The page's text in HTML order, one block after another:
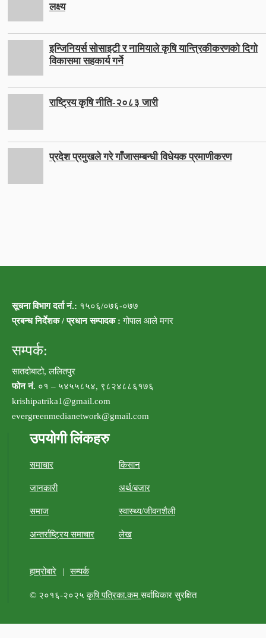
लक्ष्य
इन्जिनियर्स सोसाइटी र नामियाले कृषि यान्त्रिकीकरणको दिगो
विकासमा सहकार्य गर्ने
राष्ट्रिय कृषि नीति-२०८३ जारी
प्रदेश प्रमुखले गरे गाँजासम्बन्धी विधेयक प्रमाणीकरण
सूचना विभाग दर्ता नं.: १५०६/०७६-०७७
प्रबन्ध निर्देशक / प्रधान सम्पादक : गोपाल आले मगर
सम्पर्क:
सातदोबाटो, ललितपुर
फोन नं. ०१ – ५४५५८५४, ९८२४८८६१७६
krishipatrika1@gmail.com
evergreenmedianetwork@gmail.com
उपयोगी लिंकहरु
समाचार किसान
जानकारी अर्थ/बजार
समाज स्वास्थ्य/जीवनशैली
अन्तर्राष्ट्रिय समाचार लेख
हाम्रोबारे | सम्पर्क
© २०१६-२०२५कृषि पत्रिका.कमसर्वाधिकार सुरक्षित